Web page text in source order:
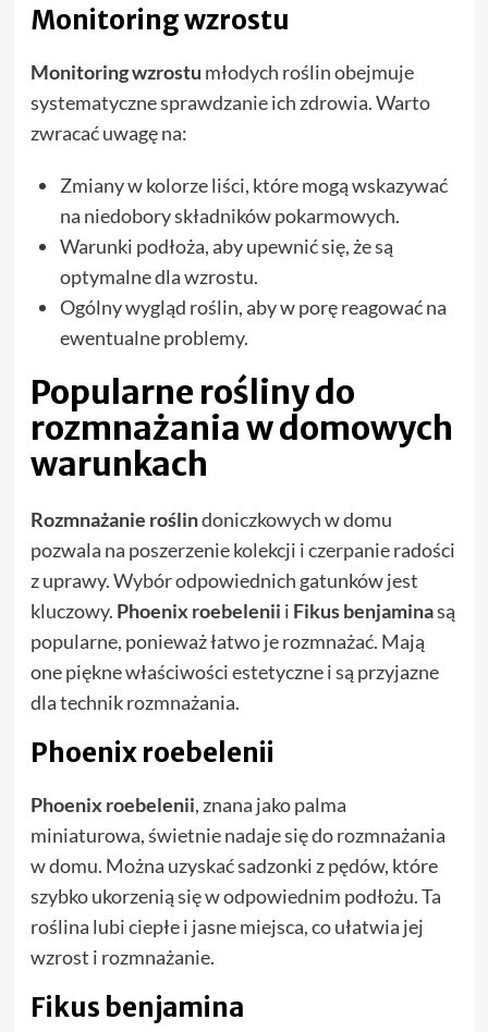
Monitoring wzrostu
Monitoring wzrostu młodych roślin obejmuje
systematyczne sprawdzanie ich zdrowia. Warto
zwracać uwagę na:
Zmiany w kolorze liści, które mogą wskazywać
na niedobory składników pokarmowych.
Warunki podłoża, aby upewnić się, że są
optymalne dla wzrostu.
Ogólny wygląd roślin, aby w porę reagować na
ewentualne problemy.
Popularne rośliny do
rozmnażania w domowych
warunkach
Rozmnażanie roślindoniczkowych w domu
pozwala na poszerzenie kolekcji i czerpanie radości
z uprawy. Wybór odpowiednich gatunków jest
kluczowy. Phoenix roebelenii i Fikus benjaminasą
popularne, ponieważ łatwo je rozmnażać. Mają
one piękne właściwości estetyczne i są przyjazne
dla technik rozmnażania.
Phoenix roebelenii
Phoenix roebelenii, znana jako palma
miniaturowa, świetnie nadaje się do rozmnażania
w domu. Można uzyskać sadzonki z pędów, które
szybko ukorzenią się w odpowiednim podłożu. Ta
roślina lubi ciepłe i jasne miejsca, co ułatwia jej
wzrost i rozmnażanie.
Fikus benjamina